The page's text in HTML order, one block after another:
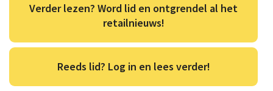
Verder lezen? Word lid en ontgrendel al het
retailnieuws!
Reeds lid? Log in en lees verder!